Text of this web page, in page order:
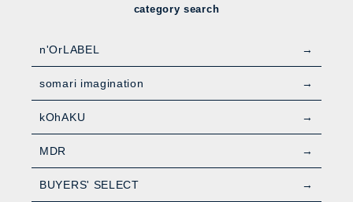
category search
n'OrLABEL
somari imagination
kOhAKU
MDR
BUYERS' SELECT